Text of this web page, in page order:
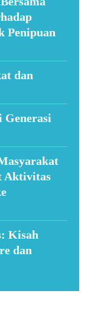
Penipuan
dan
Aktivitas
Kisah
dan